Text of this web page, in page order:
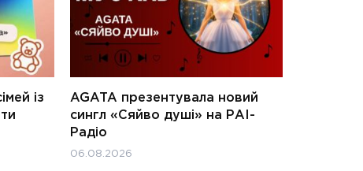
із
AGATA презентувала новий
сингл «Сяйво душі» на РАІ-
Радіо
06.08.2026